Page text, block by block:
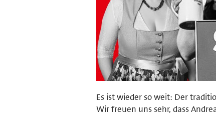
Es ist wieder so weit: Der
Wir freuen uns sehr, dass